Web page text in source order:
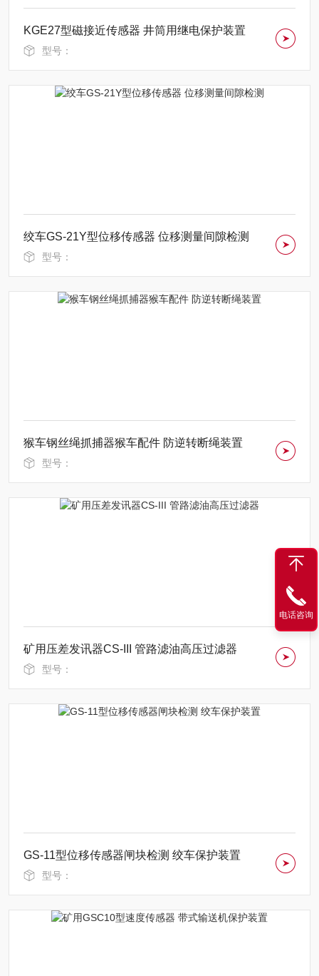
KGE27型磁接近传感器 井筒用继电保护装置
型号：
绞车GS-21Y型位移传感器 位移测量间隙检测
型号：
猴车钢丝绳抓捕器猴车配件 防逆转断绳装置
型号：
矿用压差发讯器CS-III 管路滤油高压过滤器
型号：
GS-11型位移传感器闸块检测 绞车保护装置
型号：
电话咨询